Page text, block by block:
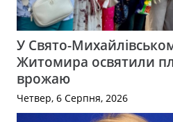
У Свято-
Житомира освятили
врожаю
Четвер, 6 Серпня, 2026